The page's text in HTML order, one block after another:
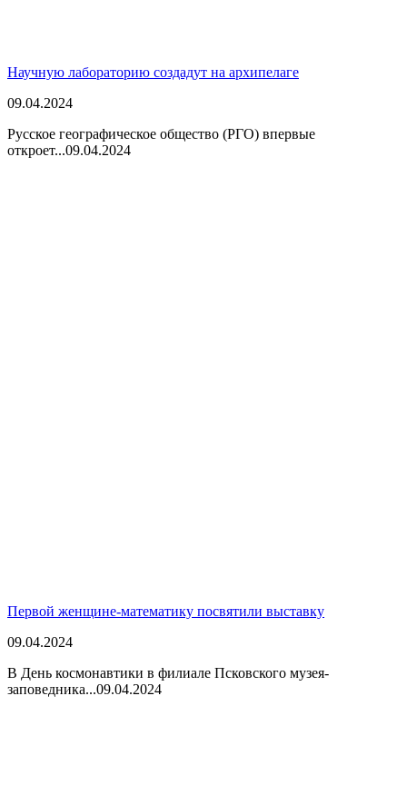
Научную лабораторию создадут на архипелаге
09.04.2024
Русское географическое общество (РГО) впервые
откроет...09.04.2024
Первой женщине-математику посвятили выставку
09.04.2024
В День космонавтики в филиале Псковского музея-
заповедника...09.04.2024